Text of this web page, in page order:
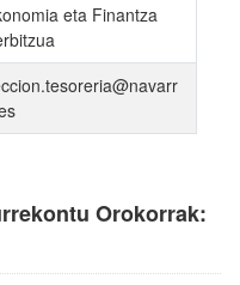
Orokorrak:
eta Finantza